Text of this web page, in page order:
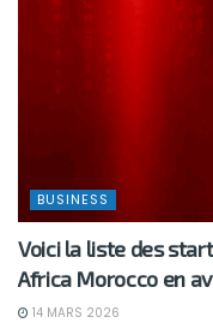
BUSINESS
Voici la liste des
Africa Morocco en
14 MARS 2026